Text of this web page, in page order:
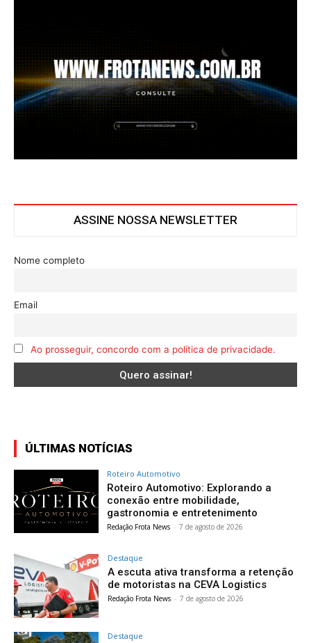
ASSINE NOSSA NEWSLETTER
Nome completo
Email
Ao prosseguir, concordo com a política de privacidade.
ÚLTIMAS NOTÍCIAS
Roteiro Automotivo
Roteiro Automotivo: Explorando a
conexão entre mobilidade,
gastronomia e entretenimento
Redação Frota News - 7 de agosto de 2026
Destaque
A escuta ativa transforma a retenção
de motoristas na CEVA Logistics
Redação Frota News - 7 de agosto de 2026
Destaque